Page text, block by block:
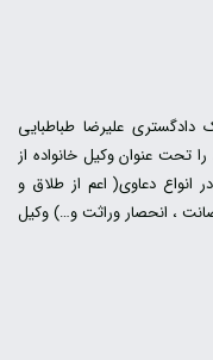
علیرضا طباطبایی
تحت عنوان وکیل خانواده از
انواع دعاوی( اعم از طلاق و
، انحصار وراثت و…) وکیل